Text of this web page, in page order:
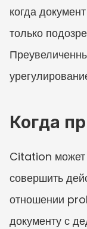
когда
только
Когда
Citation может
совершить
отношении
документу с